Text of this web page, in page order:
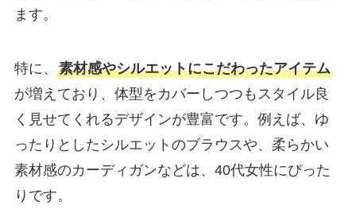
ます。
特に、 素材感やシルエットにこだわったアイテム
が増えており、体型をカバーしつつもスタイル良
く見せてくれるデザインが豊富です。例えば、ゆ
ったりとしたシルエットのブラウスや、柔らかい
素材感のカーディガンなどは、40代女性にぴった
りです。